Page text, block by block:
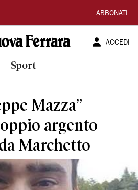
ABBONATI
ACCEDI
Sport
Mazza”
argento
Marchetto